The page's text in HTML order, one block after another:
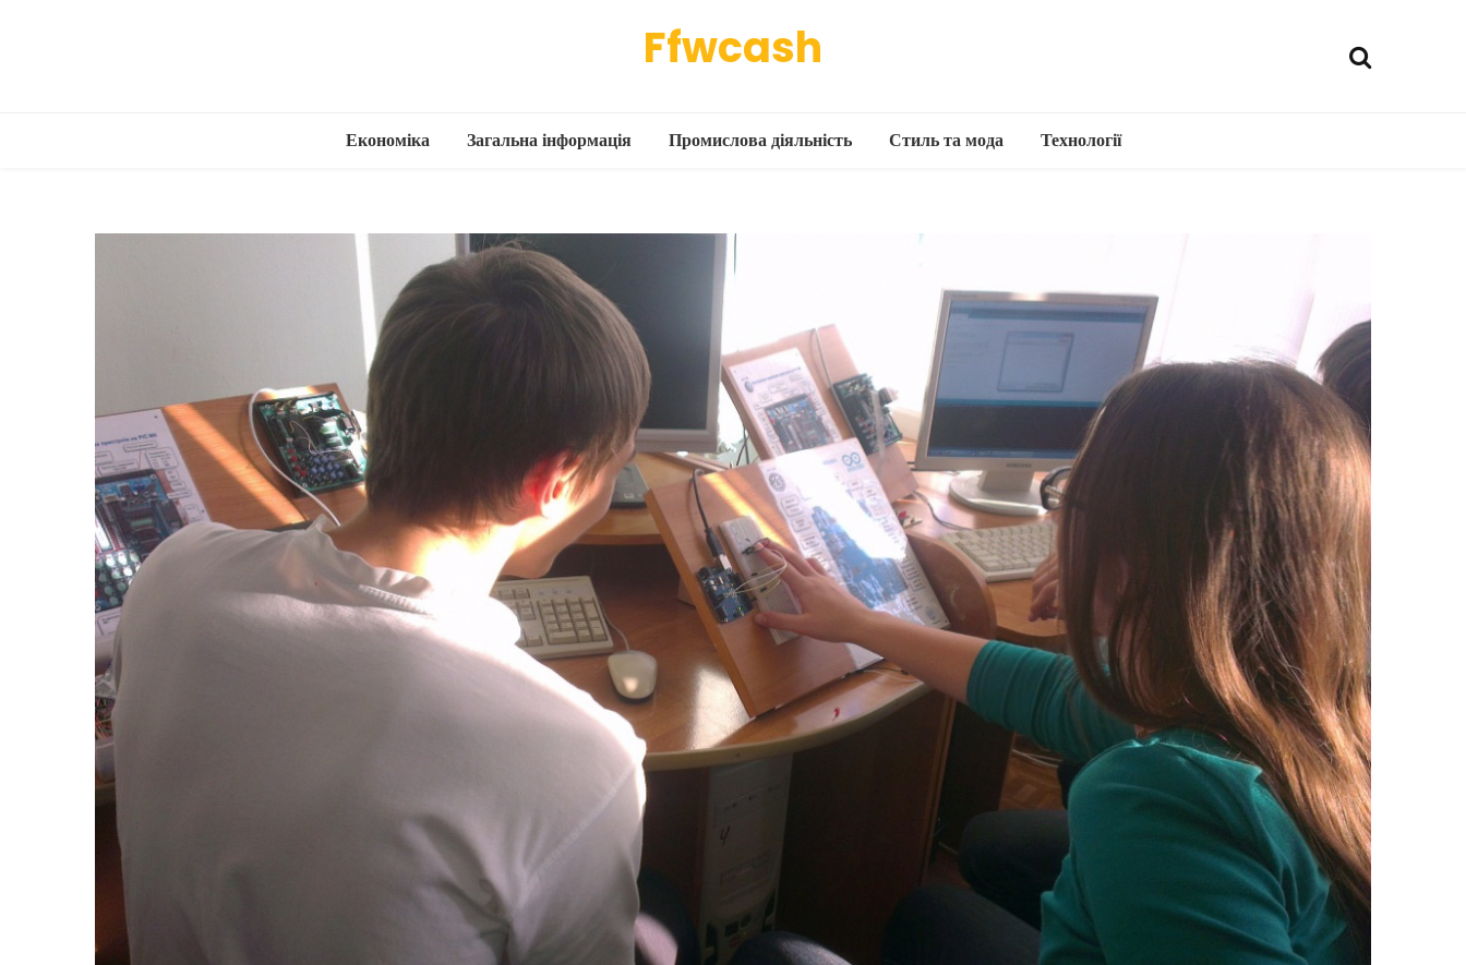
Ffwcash
Економіка Загальна інформація Промислова діяльність Стиль та мода Технології